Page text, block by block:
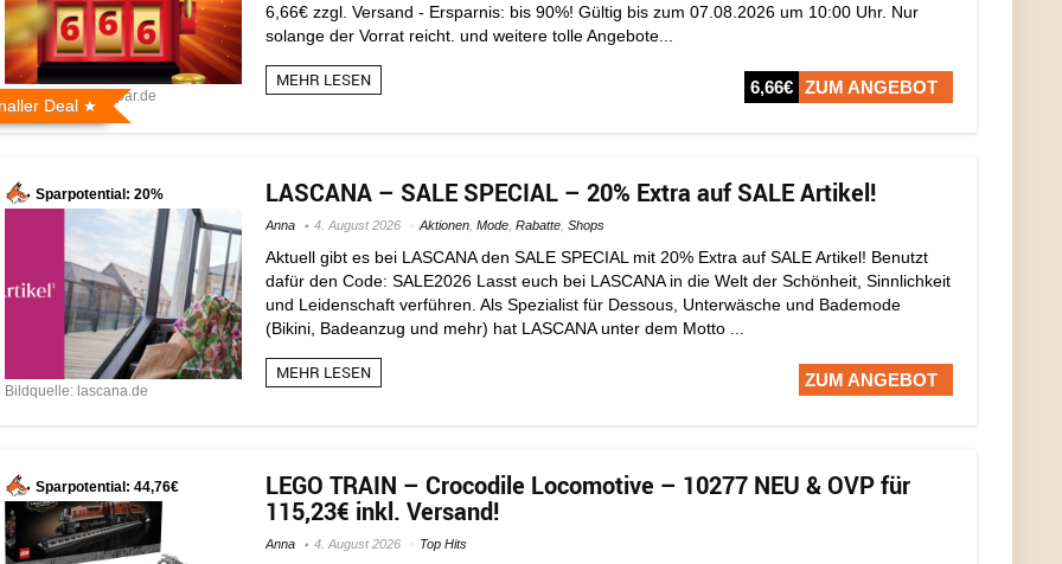
Deal
Bildquelle: sportspar.de
6,66€ zzgl. Versand - Ersparnis: bis 90%! Gültig bis zum 07.08.2026 um 10:00 Uhr. Nur
solange der Vorrat reicht. und weitere tolle Angebote...
MEHR LESEN 6,66€ ZUM ANGEBOT
Sparpotential: 20%
Bildquelle: lascana.de
LASCANA – SALE SPECIAL – 20% Extra auf SALE Artikel!
Anna 4. August 2026 Aktionen Mode Rabatte Shops
Aktuell gibt es bei LASCANA den SALE SPECIAL mit 20% Extra auf SALE Artikel! Benutzt
dafür den Code: SALE2026 Lasst euch bei LASCANA in die Welt der Schönheit, Sinnlichkeit
und Leidenschaft verführen. Als Spezialist für Dessous, Unterwäsche und Bademode
(Bikini, Badeanzug und mehr) hat LASCANA unter dem Motto ...
MEHR LESEN ZUM ANGEBOT
Sparpotential: 44,76€
LEGO TRAIN – Crocodile Locomotive – 10277 NEU & OVP für
115,23€ inkl. Versand!
Anna 4. August 2026 Top Hits